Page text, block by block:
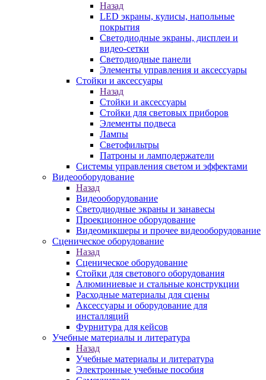
Назад
LED экраны, кулисы, напольные
покрытия
Светодиодные экраны, дисплеи и
видео-сетки
Светодиодные панели
Элементы управления и аксессуары
Стойки и аксессуары
Назад
Стойки и аксессуары
Стойки для световых приборов
Элементы подвеса
Лампы
Светофильтры
Патроны и ламподержатели
Системы управления светом и эффектами
Видеооборудование
Назад
Видеооборудование
Светодиодные экраны и занавесы
Проекционное оборудование
Видеомикшеры и прочее видеооборудование
Сценическое оборудование
Назад
Сценическое оборудование
Стойки для светового оборудования
Алюминиевые и стальные конструкции
Расходные материалы для сцены
Аксессуары и оборудование для
инсталляций
Фурнитура для кейсов
Учебные материалы и литература
Назад
Учебные материалы и литература
Электронные учебные пособия